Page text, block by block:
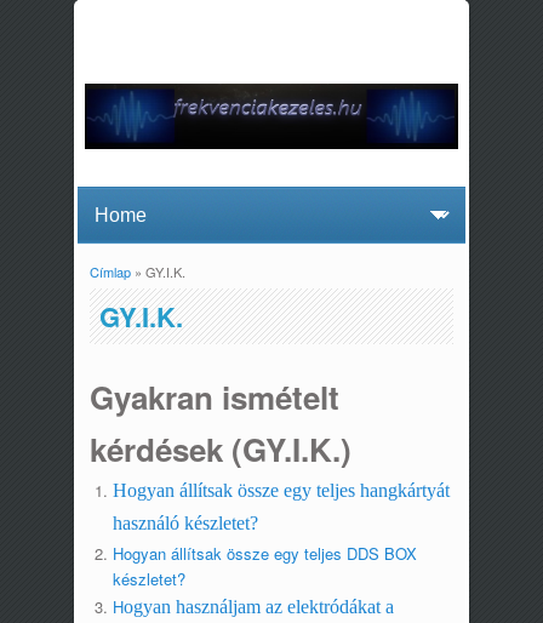
Jelenlegi hely
Címlap» GY.I.K.
GY.I.K.
Gyakran ismételt
kérdések (GY.I.K.)
Hogyan állítsak össze egy teljes hangkártyát
használó készletet?
Hogyan állítsak össze egy teljes DDS BOX
készletet?
Hogyan használjam az elektródákat a